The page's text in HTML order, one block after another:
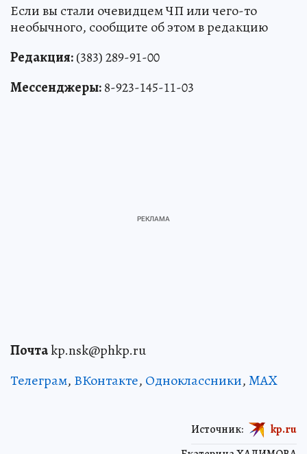
Если вы стали очевидцем ЧП или чего-то
необычного, сообщите об этом в редакцию
Редакция:(383) 289-91-00
Мессенджеры:8-923-145-11-03
Почтаkp.nsk@phkp.ru
Телеграм, ВКонтакте, Одноклассники,MAX
Источник: kp.ru